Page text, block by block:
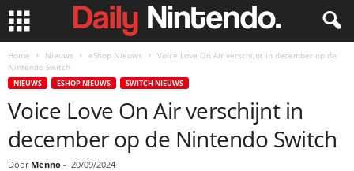
Home Nieuws eShop Nieuws
Voice Love On Air verschijnt in december op de
Nintendo Switch
NIEUWS ESHOP NIEUWS SWITCH NIEUWS
Voice Love On Air verschijnt in
december op de Nintendo Switch
Door Menno - 20/09/2024